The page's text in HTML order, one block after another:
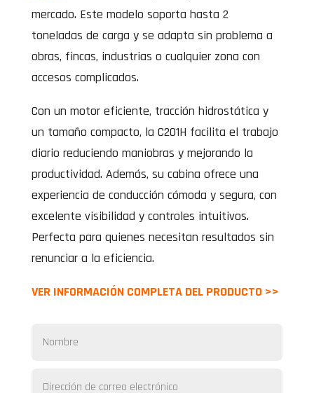
mercado. Este modelo soporta hasta 2
toneladas de carga y se adapta sin problema a
obras, fincas, industrias o cualquier zona con
accesos complicados.
Con un motor eficiente, tracción hidrostática y
un tamaño compacto, la C201H facilita el trabajo
diario reduciendo maniobras y mejorando la
productividad. Además, su cabina ofrece una
experiencia de conducción cómoda y segura, con
excelente visibilidad y controles intuitivos.
Perfecta para quienes necesitan resultados sin
renunciar a la eficiencia.
VER INFORMACIÓN COMPLETA DEL PRODUCTO >>